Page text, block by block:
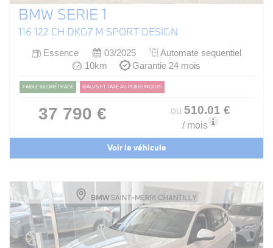
BMW SERIE 1
116 122 CH DKG7 M SPORT DESIGN
Essence 03/2025
Automate sequentiel
10km
Garantie 24 mois
FAIBLE KILOMÉTRAGE MALUS ET TAXE AU POIDS INCLUS
37 790 € ou 510.01 €
/ mois
Voir le véhicule